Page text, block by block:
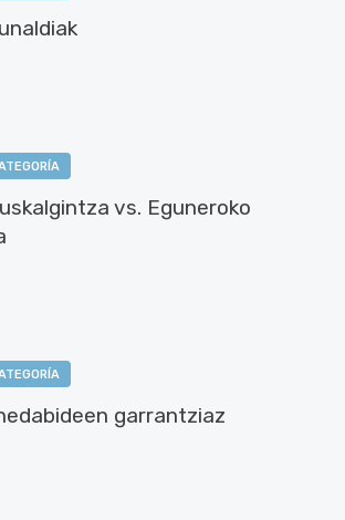
vs. Eguneroko
garrantziaz